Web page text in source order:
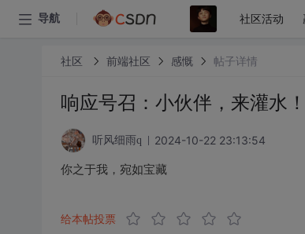
导航 社区活动
社区 前端社区 感慨 帖子详情
响应号召：小伙伴，来灌水！
听风细雨q 2024-10-22 23:13:54
你之于我，宛如宝藏
给本帖投票